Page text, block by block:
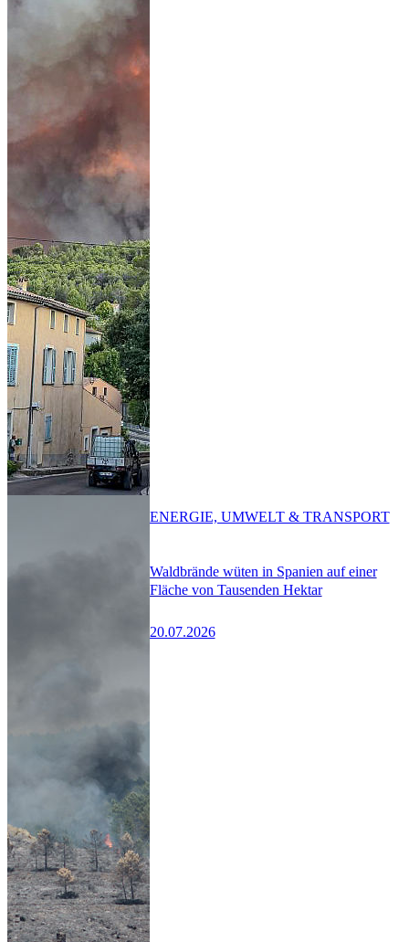
Waldbrände wüten in Spanien auf einer
Fläche von Tausenden Hektar
20.07.2026
ENERGIE, UMWELT & TRANSPORT